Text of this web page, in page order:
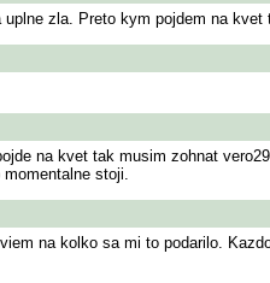
zla. Preto kym pojdem na
na kvet tak musim zohnat
stoji.
na kolko sa mi to podarilo.